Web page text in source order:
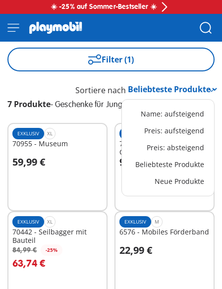
☀️ -25% auf Sommer-Bestseller ☀️
Filter (1)
7 Produkte- Geschenke für Jungs
Sortiere nach
Name: aufsteigend
Preis: aufsteigend
Preis: absteigend
Beliebteste Produkte
Neue Produkte
EXKLUSIV XL
70955 - Museum
59,99 €
In den Warenkorb
EXKLUSIV XL
70770 - Portalkran mit
Containern
99,99 €
In den Warenkorb
EXKLUSIV XL
70442 - Seilbagger mit
Bauteil
84,99 € -25%
63,74 €
In den Warenkorb
EXKLUSIV M
6576 - Mobiles Förderband
22,99 €
In den Warenkorb